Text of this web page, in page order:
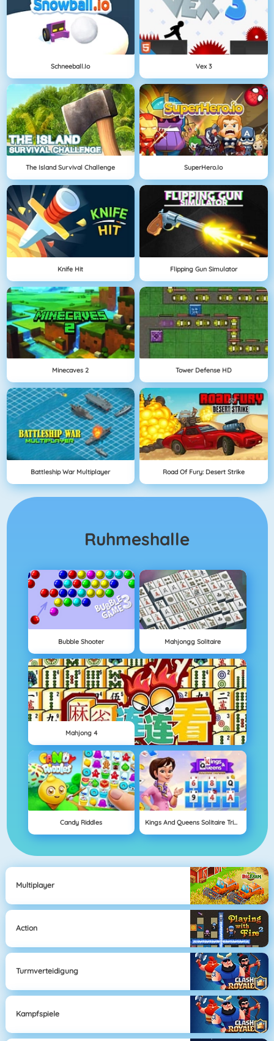
Schneeball.io Vex 3
The Island Survival Challenge SuperHero.io
Knife Hit Flipping Gun Simulator
Minecaves 2 Tower Defense HD
Battleship War Multiplayer Road Of Fury: Desert Strike
Ruhmeshalle
Bubble Shooter Mahjongg Solitaire
Mahjong 4
Candy Riddles Kings And Queens Solitaire Tripeaks
Multiplayer
Action
Turmverteidigung
Kampfspiele